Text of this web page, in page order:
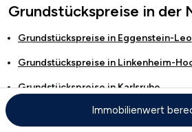
Grundstückspreise in der
Grundstückspreise in Eggenstein-
Grundstückspreise in Linkenheim-
Grundstückspreise inKarlsruhe
Grundstückspreise inJockgrim
Immobilienwert